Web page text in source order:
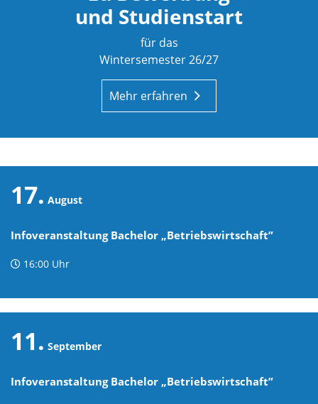
und Studienstart
für das
Wintersemester 26/27
Mehr erfahren
17. August
Infoveranstaltung Bachelor „Betriebswirtschaft”
16:00 Uhr
11. September
Infoveranstaltung Bachelor „Betriebswirtschaft”